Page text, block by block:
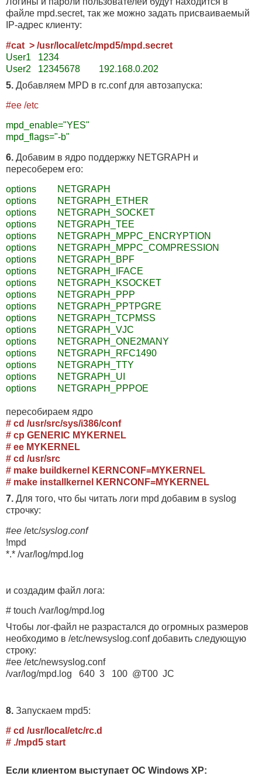
файле mpd.secret, так же можно задать присваиваемый
IP-адрес клиенту:
#cat > /usr/local/etc/mpd5/mpd.secret
User1 1234
User2 12345678 192.168.0.202
5. Добавляем MPD в rc.conf для автозапуска:
#ee /etc
mpd_enable="YES"
mpd_flags="-b"
6. Добавим в ядро поддержку NETGRAPH и
пересоберем его:
options NETGRAPH
options NETGRAPH_ETHER
options NETGRAPH_SOCKET
options NETGRAPH_TEE
options NETGRAPH_MPPC_ENCRYPTION
options NETGRAPH_MPPC_COMPRESSION
options NETGRAPH_BPF
options NETGRAPH_IFACE
options NETGRAPH_KSOCKET
options NETGRAPH_PPP
options NETGRAPH_PPTPGRE
options NETGRAPH_TCPMSS
options NETGRAPH_VJC
options NETGRAPH_ONE2MANY
options NETGRAPH_RFC1490
options NETGRAPH_TTY
options NETGRAPH_UI
options NETGRAPH_PPPOE
пересобираем ядро
# cd /usr/src/sys/i386/conf
# cp GENERIC MYKERNEL
# ee MYKERNEL
# cd /usr/src
# make buildkernel KERNCONF=MYKERNEL
# make installkernel KERNCONF=MYKERNEL
7. Для того, что бы читать логи mpd добавим в syslog
строчку:
#ee /etc/syslog.conf
!mpd
*.* /var/log/mpd.log
и создадим файл лога:
# touch /var/log/mpd.log
Чтобы лог-файл не разрастался до огромных размеров
необходимо в /etc/newsyslog.conf добавить следующую
строку:
#ee /etc/newsyslog.conf
/var/log/mpd.log 640 3 100 @T00 JC
8. Запускаем mpd5:
# cd /usr/local/etc/rc.d
# ./mpd5 start
Если клиентом выступает ОС Windows XP: